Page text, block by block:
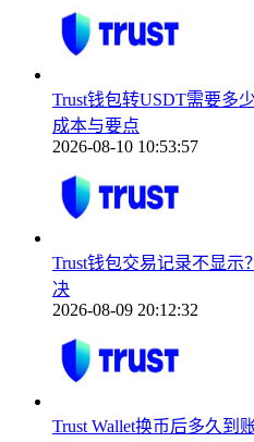
Trust钱包转USDT需要多
成本与要点
2026-08-10 10:53:57
Trust钱包交易记录不显示
决
2026-08-09 20:12:32
Trust Wallet换币后多久到